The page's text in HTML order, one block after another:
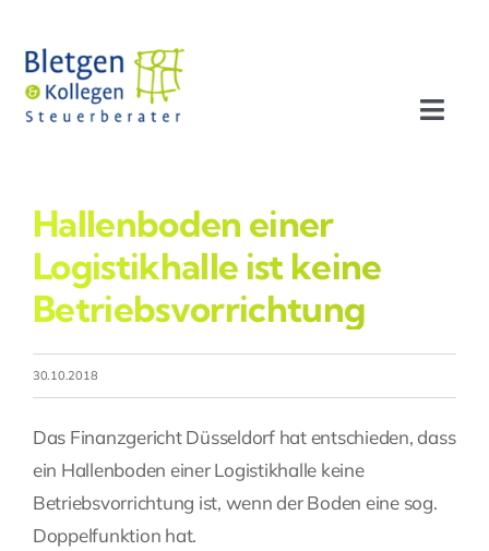
Inhalt
springen
Profil
Leistungen
Team
Stellenangebote
Fragen Sie Ihre Kanzlei
Hallenboden einer
Logistikhalle ist keine
Betriebsvorrichtung
30.10.2018
Das Finanzgericht Düsseldorf hat entschieden, dass
ein Hallenboden einer Logistikhalle keine
Betriebsvorrichtung ist, wenn der Boden eine sog.
Doppelfunktion hat.